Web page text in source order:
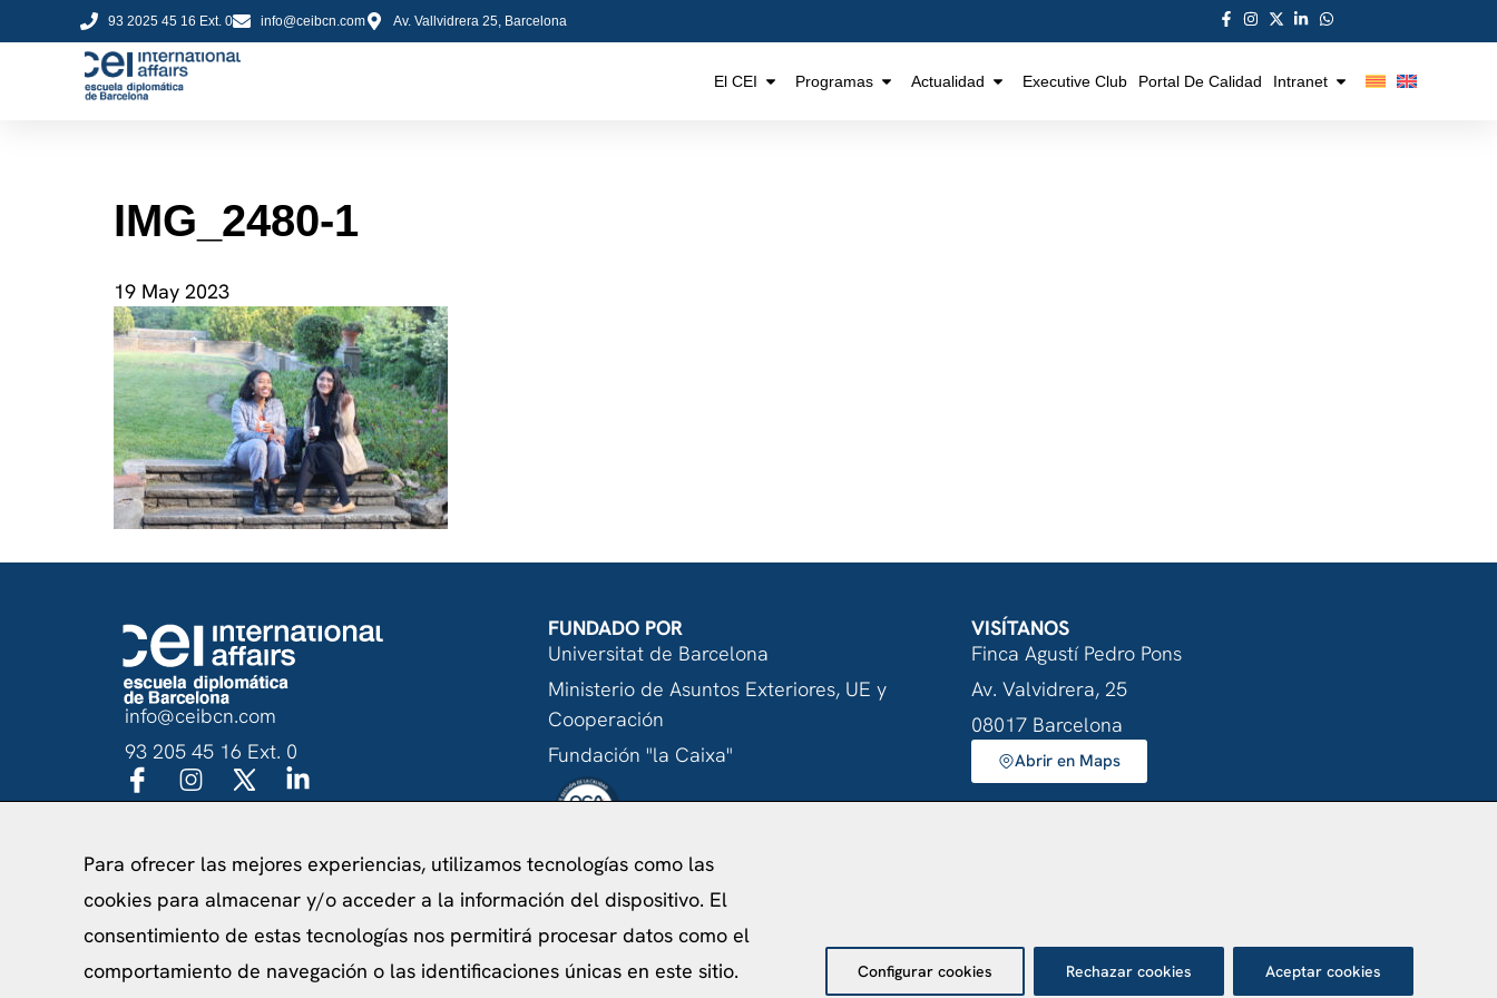
93 2025 45 16 Ext. 0 info@ceibcn.com Av. Vallvidrera 25, Barcelona
El CEI Programas Actualidad Executive Club Portal De Calidad Intranet
IMG_2480-1
19 May 2023
info@ceibcn.com
93 205 45 16 Ext. 0
FUNDADO POR
Universitat de Barcelona
Ministerio de Asuntos Exteriores, UE y
Cooperación
Fundación "la Caixa"
VISÍTANOS
Finca Agustí Pedro Pons
Av. Valvidrera, 25
08017 Barcelona
Abrir en Maps
©2026 Centro de Estudios Internacionales
Para ofrecer las mejores experiencias, utilizamos tecnologías como las
cookies para almacenar y/o acceder a la información del dispositivo. El
consentimiento de estas tecnologías nos permitirá procesar datos como el
comportamiento de navegación o las identificaciones únicas en este sitio.
Configurar cookies Rechazar cookies Aceptar cookies